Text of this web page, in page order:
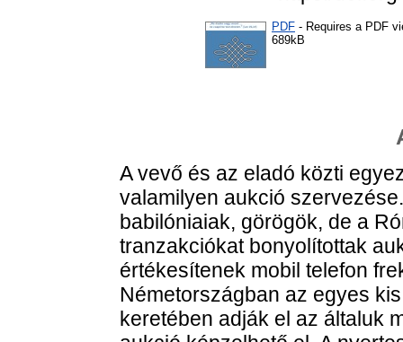
PDF - Requires a PDF
689kB
A vevő és az eladó közti
valamilyen aukció
babilóniaiak, görögök, de a
tranzakciókat bonyolítottak
értékesítenek mobil telefon
Németországban az egyes
keretében adják el az általuk